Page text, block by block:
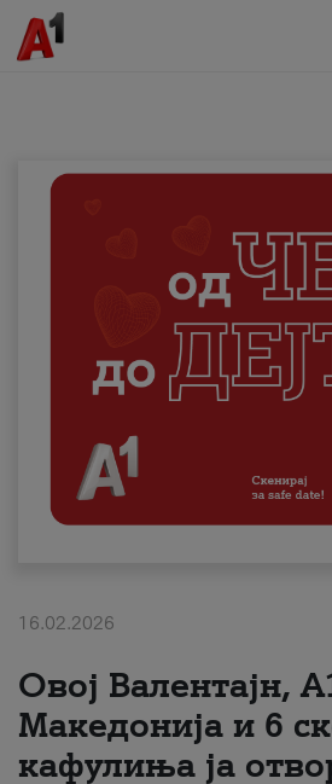
Деловни
Поддршка
Надополни кредит
Плати сметка
#ПодобарОнлајн
16.02.2026
Овој Валентајн,
Македонија и 6
кафулиња ја